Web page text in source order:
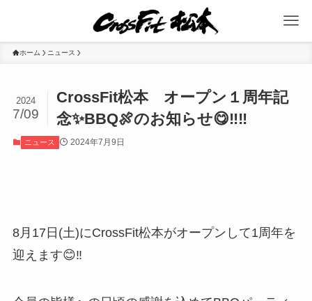
ホーム ニュース
CrossFit松本 オープン１周年記
念✨BBQ🍖のお知らせ😋‼️‼️
2024
7/09
ニュース 2024年7月9日
8月17日(土)にCrossFit松本がオープンして1周年を
迎えます😊‼️